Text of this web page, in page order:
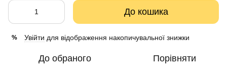
До кошика
% Увійти для відображення накопичувальної знижки
До обраного Порівняти